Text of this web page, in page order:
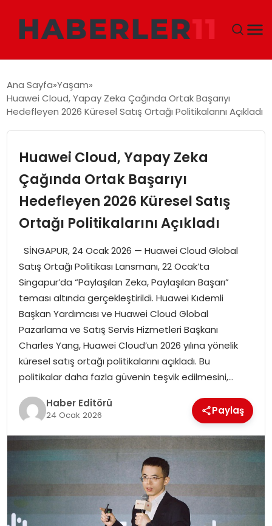
DÜNYA
TEKNOLOJI
MAGAZIN
SPOR
YAŞAM
Ana Sayfa Yaşam
Huawei Cloud, Yapay Zeka Çağında Ortak Başarıyı
Hedefleyen 2026 Küresel Satış Ortağı Politikalarını Açıkladı
Huawei Cloud, Yapay Zeka
Çağında Ortak Başarıyı
Hedefleyen 2026 Küresel Satış
Ortağı Politikalarını Açıkladı
SİNGAPUR, 24 Ocak 2026 — Huawei Cloud Global
Satış Ortağı Politikası Lansmanı, 22 Ocak’ta
Singapur’da “Paylaşılan Zeka, Paylaşılan Başarı”
teması altında gerçekleştirildi. Huawei Kıdemli
Başkan Yardımcısı ve Huawei Cloud Global
Pazarlama ve Satış Servis Hizmetleri Başkanı
Charles Yang, Huawei Cloud’un 2026 yılına yönelik
küresel satış ortağı politikalarını açıkladı. Bu
politikalar daha fazla güvenin teşvik edilmesini,…
Haber Editörü
24 Ocak 2026 Paylaş